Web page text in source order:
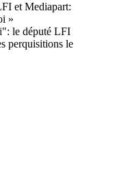
le député LFI
perquisitions le